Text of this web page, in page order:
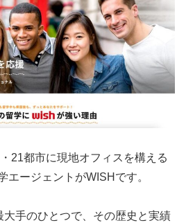
21都市に現地オフィスを構える
エージェントがWISHです。
手のひとつで、その歴史と実績